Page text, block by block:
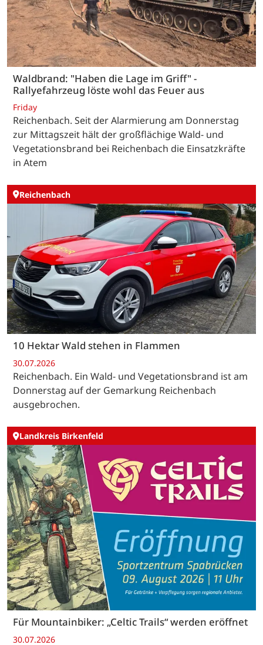
Waldbrand: "Haben die Lage im Griff" -
Rallyefahrzeug löste wohl das Feuer aus
Friday
Reichenbach. Seit der Alarmierung am Donnerstag
zur Mittagszeit hält der großflächige Wald- und
Vegetationsbrand bei Reichenbach die Einsatzkräfte
in Atem
Reichenbach
10 Hektar Wald stehen in Flammen
30.07.2026
Reichenbach. Ein Wald- und Vegetationsbrand ist am
Donnerstag auf der Gemarkung Reichenbach
ausgebrochen.
Landkreis Birkenfeld
Für Mountainbiker: „Celtic Trails“ werden eröffnet
30.07.2026